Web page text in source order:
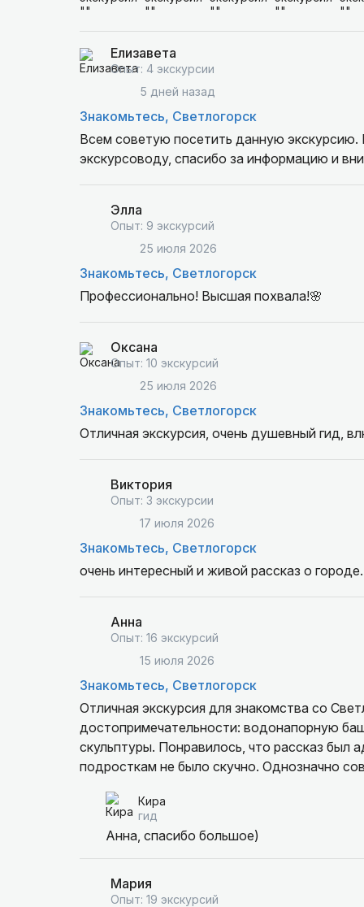
Елизавета
Опыт: 4 экскурсии
5 дней назад
Знакомьтесь, Светлогорск
Всем советую посетить данную экскурсию.
экскурсоводу, спасибо за информацию и
Элла
Опыт: 9 экскурсий
25 июля 2026
Знакомьтесь, Светлогорск
Профессионально! Высшая похвала!🌸
Оксана
Опыт: 10 экскурсий
25 июля 2026
Знакомьтесь, Светлогорск
Отличная экскурсия, очень душевный гид,
Виктория
Опыт: 3 экскурсии
17 июля 2026
Знакомьтесь, Светлогорск
очень интересный и живой рассказ о
Анна
Опыт: 16 экскурсий
15 июля 2026
Знакомьтесь, Светлогорск
Отличная экскурсия для знакомства со
достопримечательности: водонапорную
скульптуры. Понравилось, что рассказ был
подросткам не было скучно. Однозначно
Кира
гид
Анна, спасибо большое)
Мария
Опыт: 19 экскурсий